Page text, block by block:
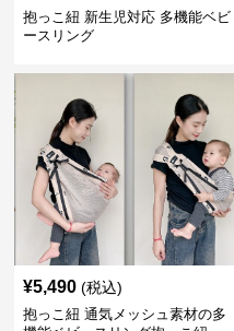
抱っこ紐 新生児対応 多機能ベビ
ースリング
¥5,490 (税込)
抱っこ紐 通気メッシュ素材の多